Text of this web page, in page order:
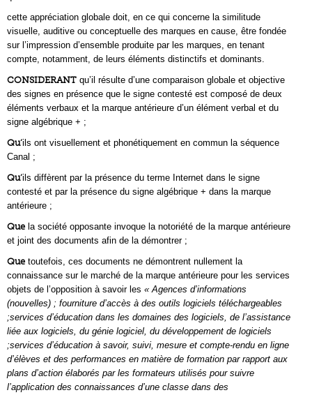
cette appréciation globale doit, en ce qui concerne la similitude
visuelle, auditive ou conceptuelle des marques en cause, être fondée
sur l’impression d’ensemble produite par les marques, en tenant
compte, notamment, de leurs éléments distinctifs et dominants.
CONSIDERANT qu’il résulte d’une comparaison globale et objective
des signes en présence que le signe contesté est composé de deux
éléments verbaux et la marque antérieure d’un élément verbal et du
signe algébrique + ;
Qu’ils ont visuellement et phonétiquement en commun la séquence
Canal ;
Qu’ils diffèrent par la présence du terme Internet dans le signe
contesté et par la présence du signe algébrique + dans la marque
antérieure ;
Que la société opposante invoque la notoriété de la marque antérieure
et joint des documents afin de la démontrer ;
Que toutefois, ces documents ne démontrent nullement la
connaissance sur le marché de la marque antérieure pour les services
objets de l’opposition à savoir les « Agences d’informations
(nouvelles) ; fourniture d’accès à des outils logiciels téléchargeables
;services d’éducation dans les domaines des logiciels, de l’assistance
liée aux logiciels, du génie logiciel, du développement de logiciels
;services d’éducation à savoir, suivi, mesure et compte-rendu en ligne
d’élèves et des performances en matière de formation par rapport aux
plans d’action élaborés par les formateurs utilisés pour suivre
l’application des connaissances d’une classe dans des